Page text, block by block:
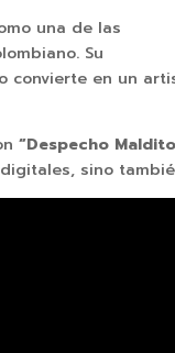
una de las
Su
en un
“Despecho
sino